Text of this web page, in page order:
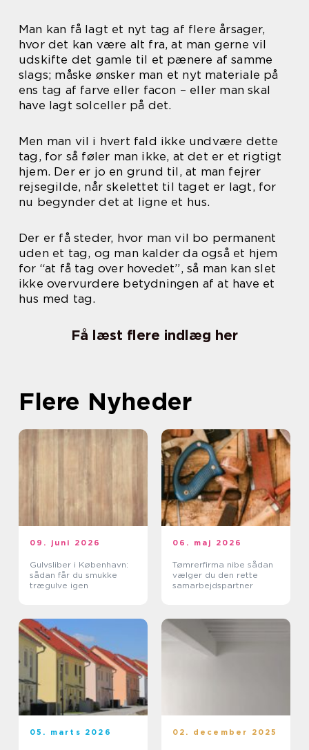
Man kan få lagt et nyt tag af flere årsager,
hvor det kan være alt fra, at man gerne vil
udskifte det gamle til et pænere af samme
slags; måske ønsker man et nyt materiale på
ens tag af farve eller facon – eller man skal
have lagt solceller på det.
Men man vil i hvert fald ikke undvære dette
tag, for så føler man ikke, at det er et rigtigt
hjem. Der er jo en grund til, at man fejrer
rejsegilde, når skelettet til taget er lagt, for
nu begynder det at ligne et hus.
Der er få steder, hvor man vil bo permanent
uden et tag, og man kalder da også et hjem
for “at få tag over hovedet”, så man kan slet
ikke overvurdere betydningen af at have et
hus med tag.
Få læst flere indlæg her
Flere Nyheder
09. juni 2026
Gulvsliber i København:
sådan får du smukke
trægulve igen
06. maj 2026
Tømrerfirma nibe sådan
vælger du den rette
samarbejdspartner
05. marts 2026 02. december 2025